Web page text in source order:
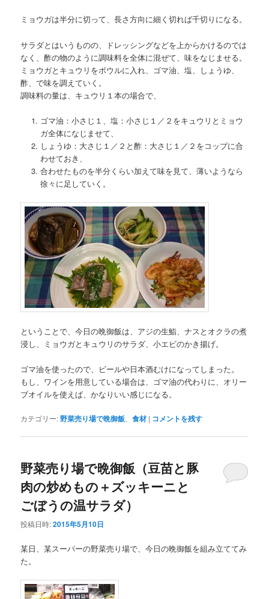
ミョウガは半分に切って、長さ方向に細く切れば千切りになる。
サラダとはいうものの、ドレッシングなどを上からかけるのでは
なく、酢の物のように調味料を全体に混ぜて、味をなじませる。
ミョウガとキュウリをボウルに入れ、ゴマ油、塩、しょうゆ、
酢、で味を調えていく。
調味料の量は、キュウリ１本の場合で、
ゴマ油：小さじ１、塩：小さじ１／２をキュウリとミョウ
ガ全体になじませて、
しょうゆ：大さじ１／２と酢：大さじ１／２をコップに合
わせておき、
合わせたものを半分くらい加えて味を見て、薄いようなら
徐々に足していく。
ということで、今日の晩御飯は、アジの生鮨、ナスとオクラの煮
浸し、ミョウガとキュウリのサラダ、小エビのかき揚げ。
ゴマ油を使ったので、ビールや日本酒むけになってしまった。
もし、ワインを用意している場合は、ゴマ油の代わりに、オリー
ブオイルを使えば、かなりいい感じになる。
カテゴリー:野菜売り場で晩御飯 、食材 | コメントを残す
野菜売り場で晩御飯（豆苗と豚
肉の炒めもの＋ズッキーニと
ごぼうの温サラダ）
投稿日時:2015年5月10日
某日、某スーパーの野菜売り場で、今日の晩御飯を組み立ててみ
た。